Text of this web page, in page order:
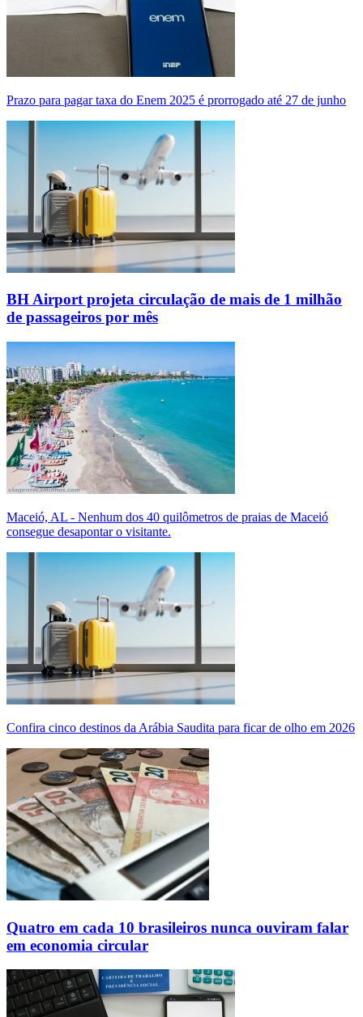
Prazo para pagar taxa do Enem 2025 é prorrogado até 27 de junho
BH Airport projeta circulação de mais de 1 milhão
de passageiros por mês
Maceió, AL - Nenhum dos 40 quilômetros de praias de Maceió
consegue desapontar o visitante.
Confira cinco destinos da Arábia Saudita para ficar de olho em 2026
Quatro em cada 10 brasileiros nunca ouviram falar
em economia circular